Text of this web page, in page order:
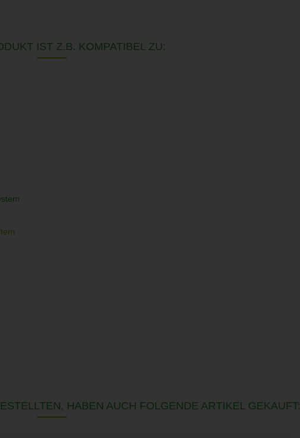
IST Z.B. KOMPATIBEL ZU:
HABEN AUCH FOLGENDE ARTIKEL GEKAUFT: